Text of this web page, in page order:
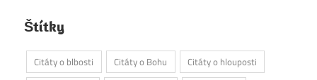
Štítky
Citáty o blbosti Citáty o Bohu
Citáty o hlouposti